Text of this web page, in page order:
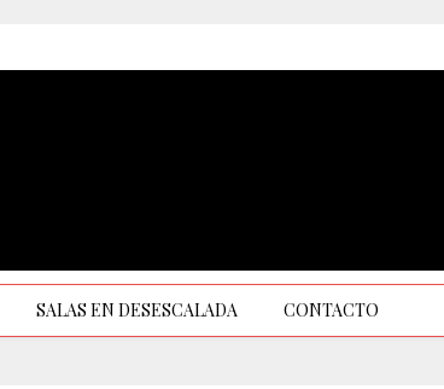
SALAS EN DESESCALADA CONTACTO